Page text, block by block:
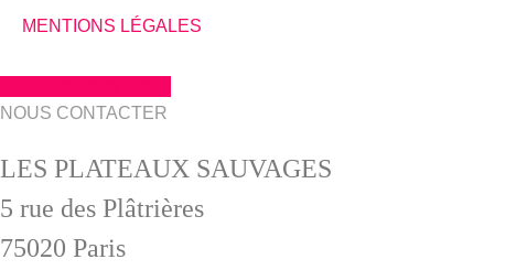
MENTIONS LÉGALES
NOUS CONTACTER
LES PLATEAUX SAUVAGES
5 rue des Plâtrières
75020 Paris